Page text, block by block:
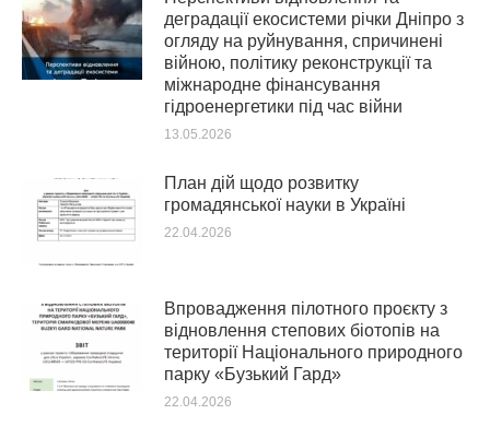
деградації екосистеми річки Дніпро з
огляду на руйнування, спричинені
війною, політику реконструкції та
міжнародне фінансування
гідроенергетики під час війни
13.05.2026
План дій щодо розвитку
громадянської науки в Україні
22.04.2026
Впровадження пілотного проєкту з
відновлення степових біотопів на
території Національного природного
парку «Бузький Гард»
22.04.2026